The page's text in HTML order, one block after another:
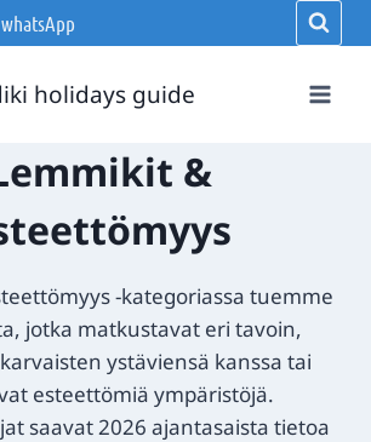
whatsApp
holidays guide
&
-kategoriassa tuemme
jotka matkustavat eri tavoin,
ystäviensä kanssa tai
esteettömiä ympäristöjä.
saavat 2026 ajantasaista tietoa